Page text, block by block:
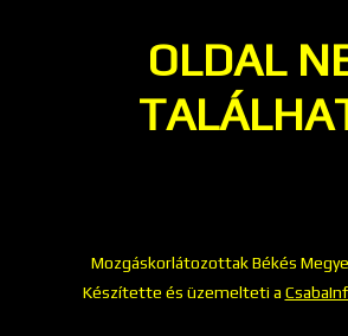
OLDAL
Mozgáskorlátozottak Békés
Készítette és üzemelteti a